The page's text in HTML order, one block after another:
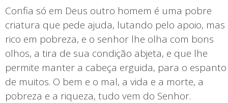
Confia só em Deus outro homem é uma pobre
criatura que pede ajuda, lutando pelo apoio, mas
rico em pobreza, e o senhor lhe olha com bons
olhos, a tira de sua condição abjeta, e que lhe
permite manter a cabeça erguida, para o espanto
de muitos. O bem e o mal, a vida e a morte, a
pobreza e a riqueza, tudo vem do Senhor.